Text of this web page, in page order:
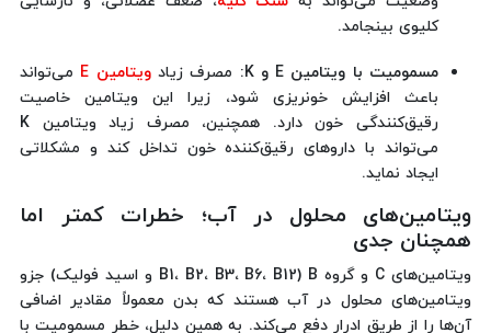
کلیوی بینجامد.
مسمومیت با ویتامین E و K : مصرف زیادویتامین E
می‌تواند
باعث افزایش خونریزی شود، زیرا این ویتامین خاصیت
رقیق‌کنندگی خون دارد. همچنین، مصرف زیاد ویتامین K
می‌تواند با داروهای رقیق‌کننده خون تداخل کند و مشکلاتی
ایجاد نماید.
ویتامین‌های محلول در آب؛ خطرات کمتر اما
همچنان جدی
ویتامین‌های C و گروه B (B1، B2، B3، B6، B12 و اسید فولیک) جزو
ویتامین‌های محلول در آب هستند که بدن معمولاً مقادیر اضافی
آن‌ها را از طریق ادرار دفع می‌کند. به همین دلیل، خطر مسمومیت با